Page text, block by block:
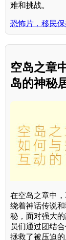
难和挑战。
恐怖片，移民
空岛之章
岛的神秘
在空岛之章中
绕着神话传说
秘，面对强大
员们通过团结
拯救了被压迫